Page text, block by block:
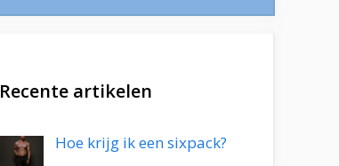
Recente artikelen
Hoe krijg ik een sixpack?